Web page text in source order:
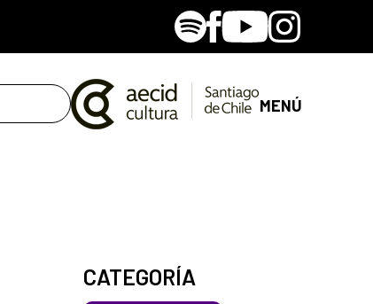
SpotifyFacebook
YoutubeInstagram
MENÚ
CATEGORÍA